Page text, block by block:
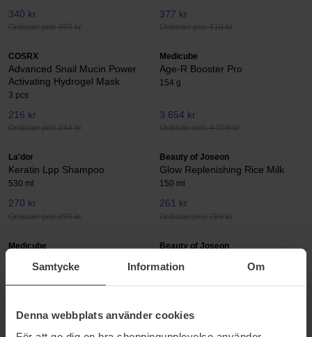
Samtycke Information Om
Denna webbplats använder cookies
340 kr
Ordinær pris 499 kr
377 kr
Ordinær pris 418 kr
COSRX
Advanced Snail Mucin Power
Activating Hydrogel Mask
3 pcs
216 kr
Ordinær pris 244 kr
Medicube
Age-R Booster Pro
154 g
3 654 kr
Ordinær pris 4 059 kr
La'dor
Keratin Lpp Shampoo
530 ml
270 kr
Ordinær pris 299 kr
Beauty of Joseon
Glow Replenishing Rice Milk
150 ml
261 kr
Ordinær pris 289 kr
Medicube
110 ml
Beauty of Joseon
C
30 ml
Ordinær pris 271 kr